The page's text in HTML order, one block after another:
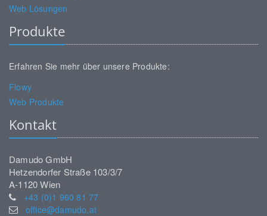
Web Lösungen
Produkte
Erfahren Sie mehr über unsere Produkte:
Flowy
Web Produkte
Kontakt
Damudo GmbH
Hetzendorfer Straße 103/3/7
A-1120 Wien
+43 (0)1 960 81 77
office@damudo.at